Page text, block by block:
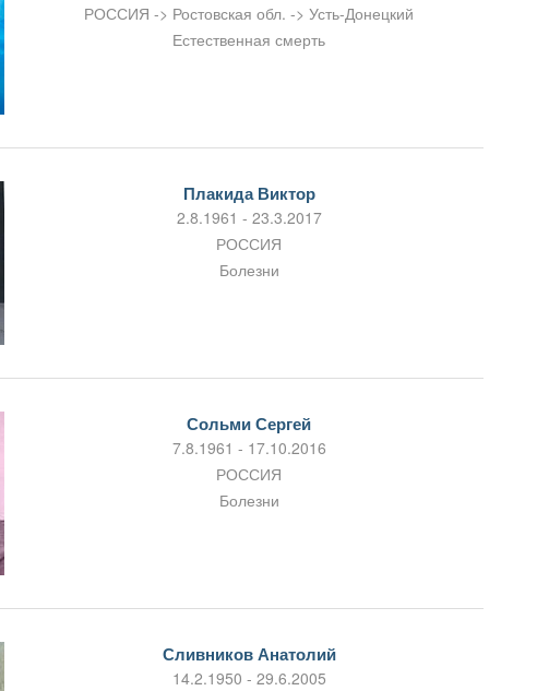
РОССИЯ -> Ростовская обл. -> Усть-Донецкий
Естественная смерть
Плакида Виктор
2.8.1961 - 23.3.2017
РОССИЯ
Болезни
Сольми Сергей
7.8.1961 - 17.10.2016
РОССИЯ
Болезни
Сливников Анатолий
14.2.1950 - 29.6.2005